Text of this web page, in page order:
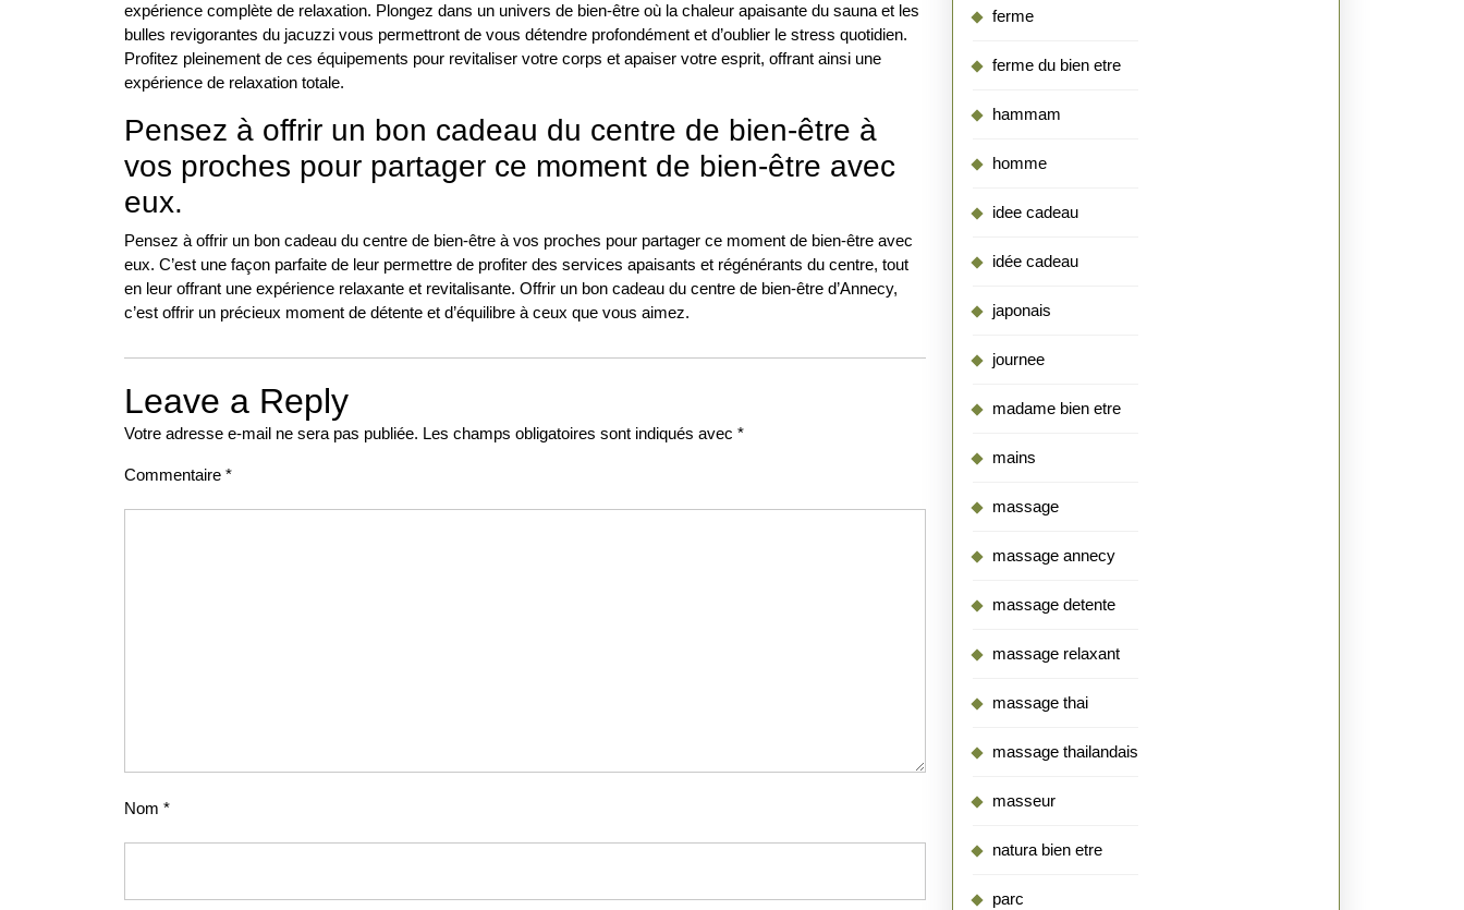
expérience complète de relaxation. Plongez dans un univers de bien-être où la chaleur apaisante du sauna et les
bulles revigorantes du jacuzzi vous permettront de vous détendre profondément et d’oublier le stress quotidien.
Profitez pleinement de ces équipements pour revitaliser votre corps et apaiser votre esprit, offrant ainsi une
expérience de relaxation totale.
Pensez à offrir un bon cadeau du centre de bien-être à
vos proches pour partager ce moment de bien-être avec
eux.
Pensez à offrir un bon cadeau du centre de bien-être à vos proches pour partager ce moment de bien-être avec
eux. C’est une façon parfaite de leur permettre de profiter des services apaisants et régénérants du centre, tout
en leur offrant une expérience relaxante et revitalisante. Offrir un bon cadeau du centre de bien-être d’Annecy,
c’est offrir un précieux moment de détente et d’équilibre à ceux que vous aimez.
Leave a Reply
Votre adresse e-mail ne sera pas publiée. Les champs obligatoires sont indiqués avec *
Commentaire *
Nom *
ferme
ferme du bien etre
hammam
homme
idee cadeau
idée cadeau
japonais
journee
madame bien etre
mains
massage
massage annecy
massage detente
massage relaxant
massage thai
massage thailandais
masseur
natura bien etre
parc